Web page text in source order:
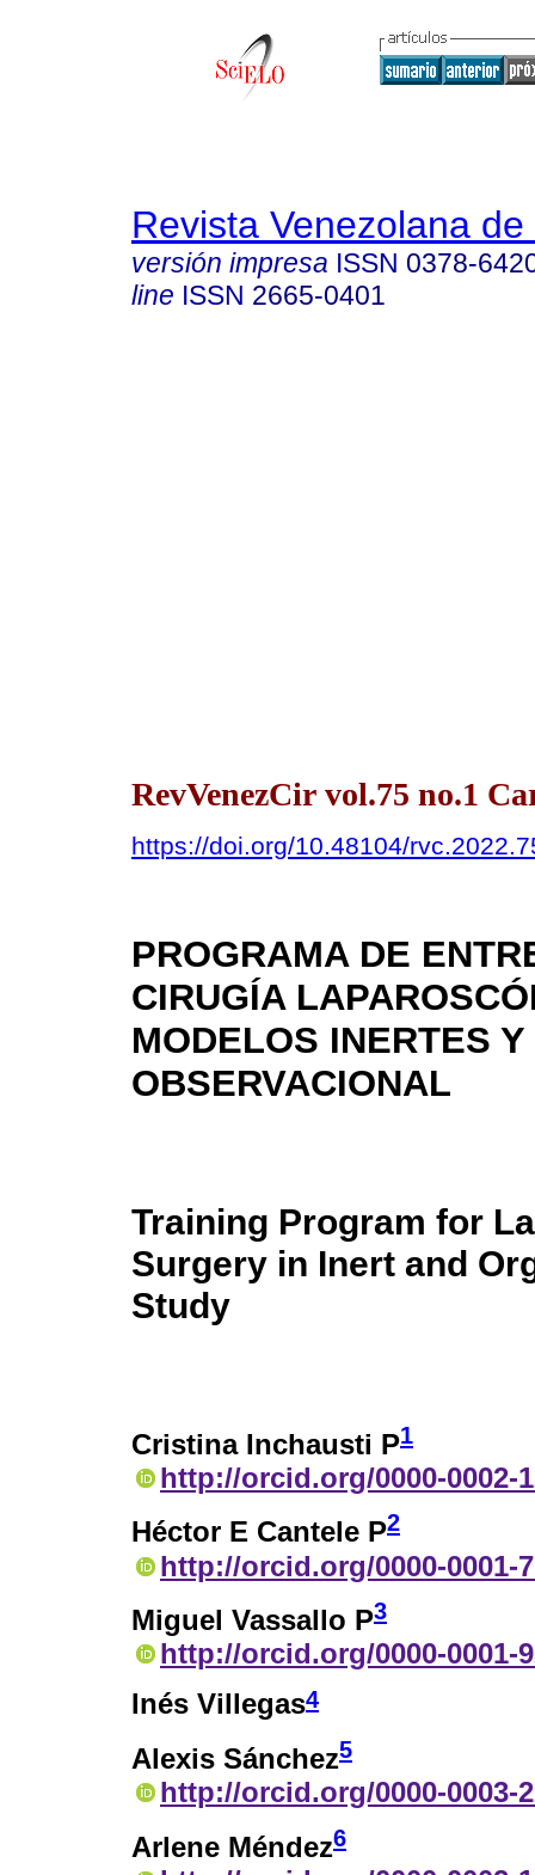
Revista Venezolana
versión impresa ISSN 0378-
line ISSN 2665-0401
RevVenezCir vol.75 no.1
https://doi.org/10.48104/
PROGRAMA DE
CIRUGÍA
MODELOS INERTES
OBSERVACIONAL
Training Program for
Surgery in Inert and
Study
Cristina Inchausti P1
http://orcid.org/0000-0002-
Héctor E Cantele P2
http://orcid.org/0000-0001-
Miguel Vassallo P3
http://orcid.org/0000-0001-
Inés Villegas4
Alexis Sánchez5
http://orcid.org/0000-0003-
Arlene Méndez6